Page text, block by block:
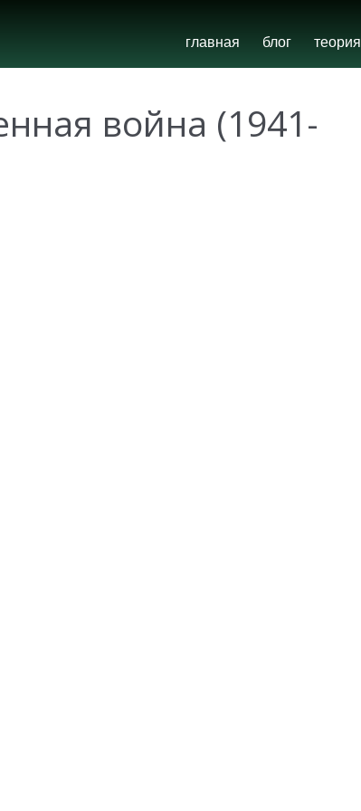
главная блог теория
война (1941-